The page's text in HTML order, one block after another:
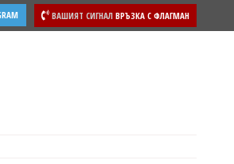
ВАШИЯТ СИГНАЛ ВРЪЗКА С ФЛАГМАН